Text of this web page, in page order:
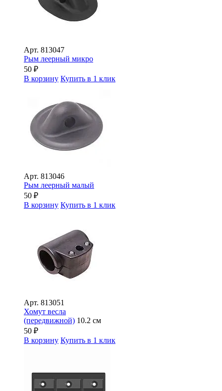
Арт. 813047
Рым леерный микро
50 ₽
В корзину Купить в 1 клик
Арт. 813046
Рым леерный малый
50 ₽
В корзину Купить в 1 клик
Арт. 813051
Хомут весла
(передвижной) 10.2 см
50 ₽
В корзину Купить в 1 клик